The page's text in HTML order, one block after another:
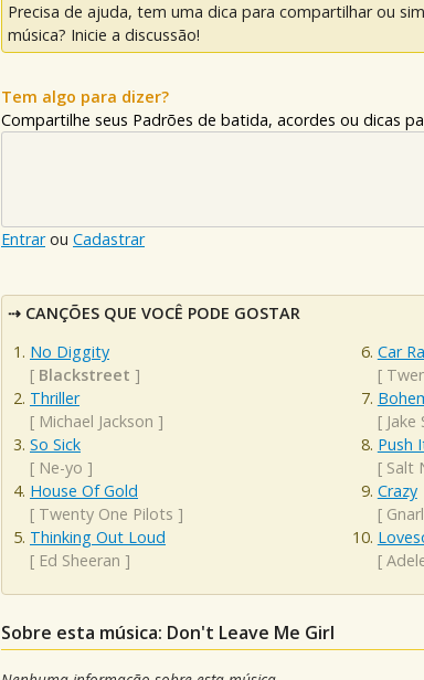
Precisa de ajuda, tem uma dica para compartilhar ou
música? Inicie a discussão!
Tem algo para dizer?
Compartilhe seus Padrões de batida, acordes ou dicas
Entrarou Cadastrar
CANÇÕES QUE VOCÊ PODE GOSTAR
No Diggity
[ Blackstreet ]
Thriller
[ Michael Jackson ]
So Sick
[ Ne-yo ]
House Of Gold
[ Twenty One Pilots ]
Thinking Out Loud
[ Ed Sheeran ]
Car
[
[
Push
[ Salt
Crazy
[
[
Sobre esta música: Don't Leave Me Girl